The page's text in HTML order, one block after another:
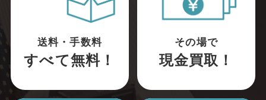
送料・手数料
すべて無料！
その場で
現金買取！